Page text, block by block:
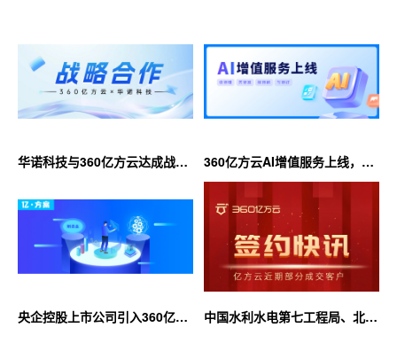
华诺科技与360亿方云达成战略
360亿方云AI增值服务上线，超
大限时优惠等你来！
央企控股上市公司引入360亿方
中国水利水电第七工程局、北京